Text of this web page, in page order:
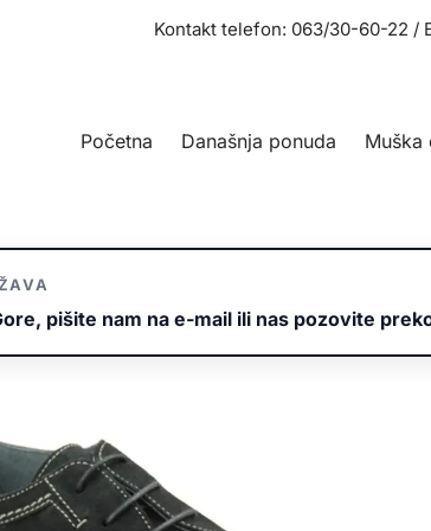
Kontakt telefon: 063/30-60-22 /
Početna Današnja ponuda Muška
pišite nam na e-mail ili nas pozovite